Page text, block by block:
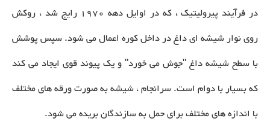
در فرآیند پیرولیتیک ، که در اوایل دهه 1970 رایج شد ، روکش
روی نوار شیشه ای داغ در داخل کوره اعمال می شود. سپس پوشش
با سطح شیشه داغ "جوش می خورد" و یک پیوند قوی ایجاد می کند
که بسیار با دوام است. سرانجام ، شیشه به صورت ورقه های مختلف
با اندازه های مختلف برای حمل به سازندگان بریده می شود.